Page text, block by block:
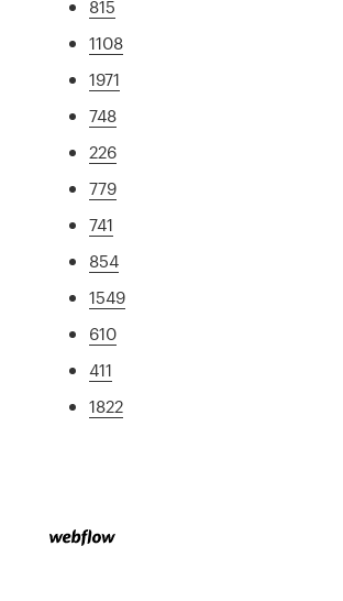
815
1108
1971
748
226
779
741
854
1549
610
411
1822